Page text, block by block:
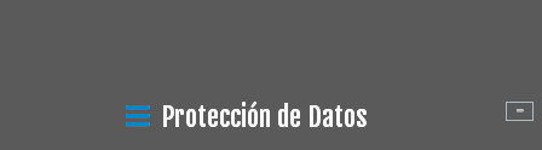
Protección de Datos